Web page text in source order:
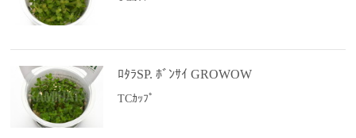
ﾛﾀﾗSP. ﾎﾞﾝｻｲ GROWOW
TCｶｯﾌﾟ